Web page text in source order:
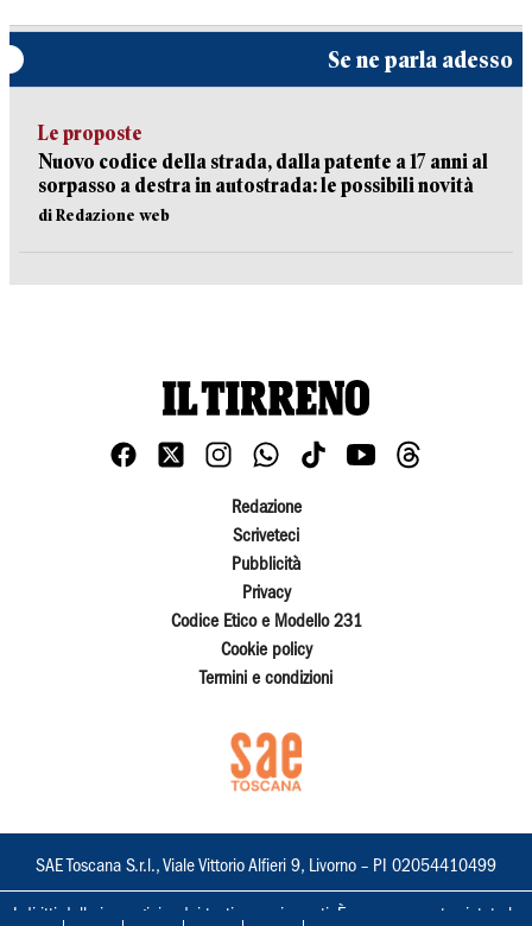
Se ne parla adesso
Le proposte
Nuovo codice della strada, dalla patente a 17 anni al
sorpasso a destra in autostrada: le possibili novità
di Redazione web
Redazione
Scriveteci
Pubblicità
Privacy
Codice Etico e Modello 231
Cookie policy
Termini e condizioni
SAE Toscana S.r.l., Viale Vittorio Alfieri 9, Livorno – PI 02054410499
I diritti delle immagini e dei testi sono riservati. È espressamente vietata la